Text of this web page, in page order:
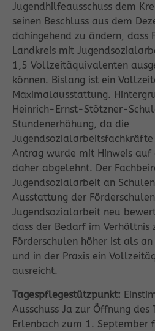
Jugendhilfeausschuss dem
seinen Beschluss aus dem
dahingehend zu ändern, dass
Landkreis mit
1,5 Vollzeitäquivalenten
können. Bislang ist ein
Maximalausstattung.
Heinrich-Ernst-Stötzner-
Stundenerhöhung, da die
Antrag wurde mit Hinweis auf
daher abgelehnt. Der
Jugendsozialarbeit an
Ausstattung der
Jugendsozialarbeit neu
dass der Bedarf im Verhältnis
Förderschulen höher ist als
und in der Praxis ein
ausreicht.
Tagespflegestützpunkt:
Ausschuss Ja zur Öffnung
Erlenbach zum 1. September